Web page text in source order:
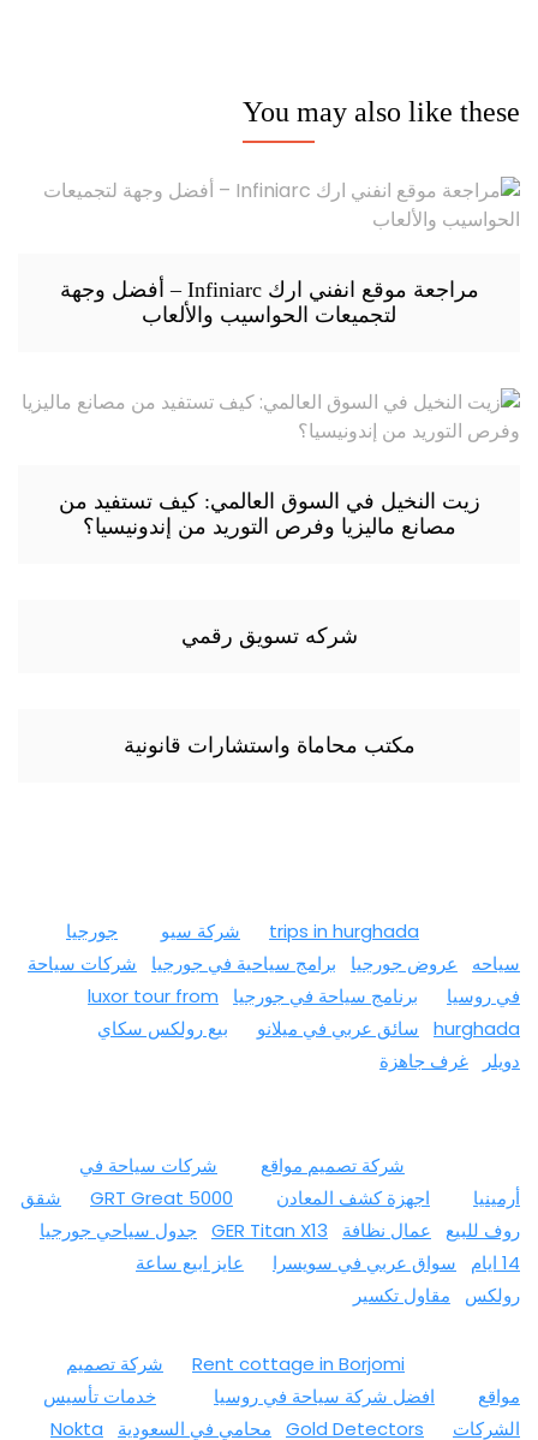
You may also like these
مراجعة موقع انفني ارك Infiniarc – أفضل وجهة
لتجميعات الحواسيب والألعاب
زيت النخيل في السوق العالمي: كيف تستفيد من
مصانع ماليزيا وفرص التوريد من إندونيسيا؟
شركه تسويق رقمي
مكتب محاماة واستشارات قانونية
trips in hurghada شركة سيو
جورجيا
سياحه
عروض جورجيا برامج سياحية في جورجيا
شركات سياحة
في روسيا
برنامج سياحة في جورجيا
luxor tour from
hurghada
سائق عربي في ميلانو
بيع رولكس سكاي
دويلر
غرف جاهزة
شركة تصميم مواقع
شركات سياحة في
أرمينيا
اجهزة كشف المعادن GRT Great 5000
شقق
روف للبيع
عمال نظافة GER Titan X13
جدول سياحي جورجيا
14 ايام
سواق عربي في سويسرا
عايز ابيع ساعة
رولكس
مقاول تكسير
Rent cottage in Borjomi
شركة تصميم
مواقع
افضل شركة سياحة في روسيا
خدمات تأسيس
الشركات
Gold Detectors محامي في السعودية Nokta